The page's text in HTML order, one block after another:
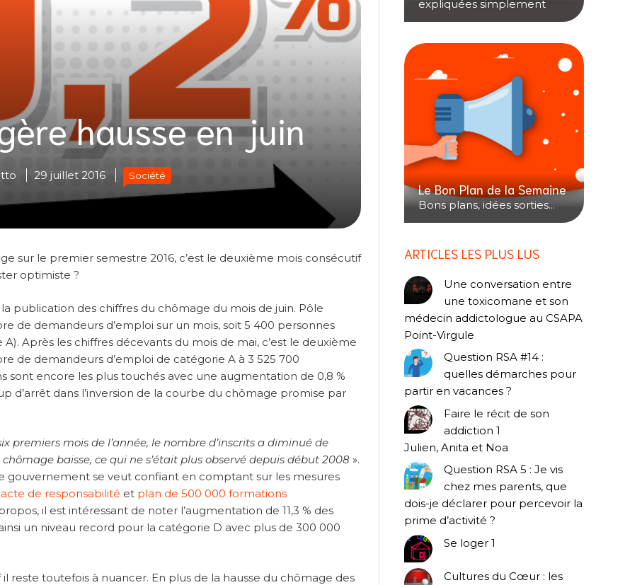
hausse en juin
29 juillet 2016 Société
sur le premier semestre 2016, c’est le deuxième mois consécutif
optimiste ?
publication des chiffres du chômage du mois de juin. Pôle
de demandeurs d’emploi sur un mois, soit 5 400 personnes
Après les chiffres décevants du mois de mai, c’est le deuxième
de demandeurs d’emploi de catégorie A à 3 525 700
sont encore les plus touchés avec une augmentation de 0,8 %
d’arrêt dans l’inversion de la courbe du chômage promise par
premiers mois de l’année, le nombre d’inscrits a diminué de
baisse, ce qui ne s’était plus observé depuis début 2008 ».
gouvernement se veut confiant en comptant sur les mesures
de responsabilité et plan de 500 000 formations
il est intéressant de noter l’augmentation de 11,3 % des
un niveau record pour la catégorie D avec plus de 300 000
reste toutefois à nuancer. En plus de la hausse du chômage des
expliquées simplement
Le Bon Plan de la Semaine
Bons plans, idées sorties...
ARTICLES LES PLUS LUS
Une conversation entre
une toxicomane et son
médecin addictologue au CSAPA
Point-Virgule
Question RSA #14 :
quelles démarches pour
partir en vacances ?
Faire le récit de son
addiction 1
Julien, Anita et Noa
Question RSA 5 : Je vis
chez mes parents, que
dois-je déclarer pour percevoir la
prime d’activité ?
Se loger 1
Cultures du Cœur : les